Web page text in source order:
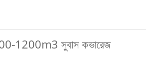
1200m3 সুবাস কভারেজ